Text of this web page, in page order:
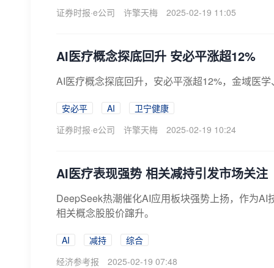
证券时报·e公司
许擎天梅 2025-02-19 11:05
AI医疗概念探底回升 安必平涨超12%
AI医疗概念探底回升，安必平涨超12%，金域医
安必平 AI
卫宁健康
证券时报·e公司
许擎天梅 2025-02-19 10:24
AI医疗表现强势 相关减持引发市场关注
DeepSeek热潮催化AI应用板块强势上扬，作为
相关概念股股价蹿升。
AI 减持
综合
经济参考报
2025-02-19 07:48